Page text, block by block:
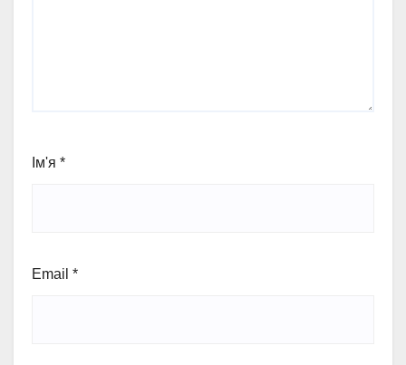
Ім'я *
Email *